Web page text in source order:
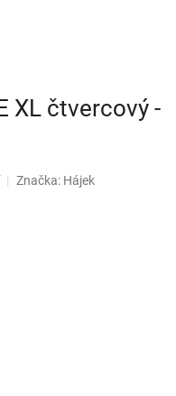
XL čtvercový -
Značka: Hájek